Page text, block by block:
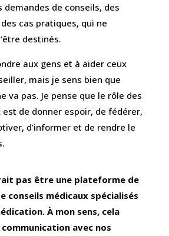
demandes de conseils, des
cas pratiques, qui ne
destinés.
aux gens et à aider ceux
mais je sens bien que
va pas. Je pense que le rôle des
est de donner espoir, de fédérer,
d’informer et de rendre le
pas être une plateforme de
conseils médicaux spécialisés
À mon sens, cela
avec nos